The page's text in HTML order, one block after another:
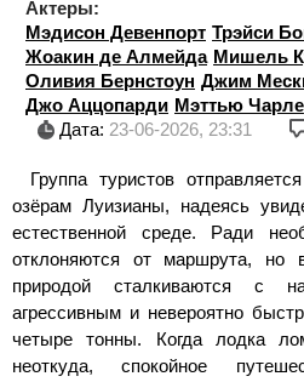
Актеры:
Мэдисон Девенпорт Трэйси
Жоакин де Алмейда Мишель
Оливия Бернстоун Джим
Джо Аццопарди Мэттью
Дата: 23-06-2026, 23:31
Группа туристов
озёрам Луизианы, надеясь
естественной среде. Ради
отклоняются от маршрута, но
природой сталкиваются с
агрессивным и невероятно
четыре тонны. Когда лодка
неоткуда, спокойное